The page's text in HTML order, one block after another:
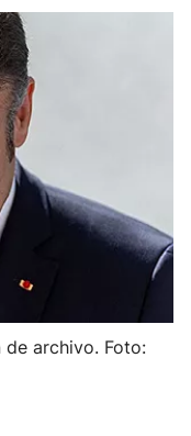
de archivo. Foto: